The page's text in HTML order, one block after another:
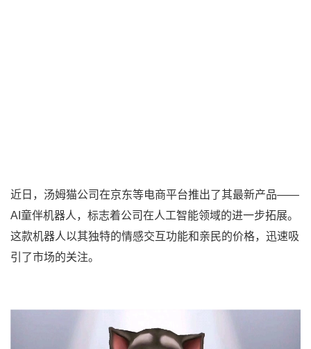
近日，汤姆猫公司在京东等电商平台推出了其最新产品——
AI童伴机器人，标志着公司在人工智能领域的进一步拓展。
这款机器人以其独特的情感交互功能和亲民的价格，迅速吸
引了市场的关注。